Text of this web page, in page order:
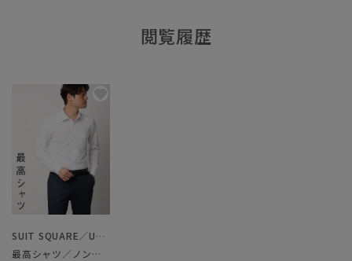
閲覧履歴
SUIT SQUARE／UNIVERSAL LANGUAGE
最高シャツ／ノンアイロンジャージードレスシャツ